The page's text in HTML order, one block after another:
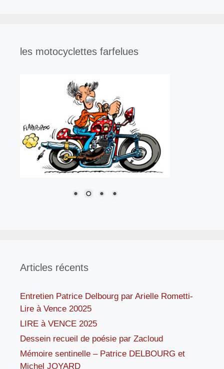
les motocyclettes farfelues
Articles récents
Entretien Patrice Delbourg par Arielle Rometti-
Lire à Vence 20025
LIRE à VENCE 2025
Dessein recueil de poésie par Zacloud
Mémoire sentinelle – Patrice DELBOURG et
Michel JOYARD